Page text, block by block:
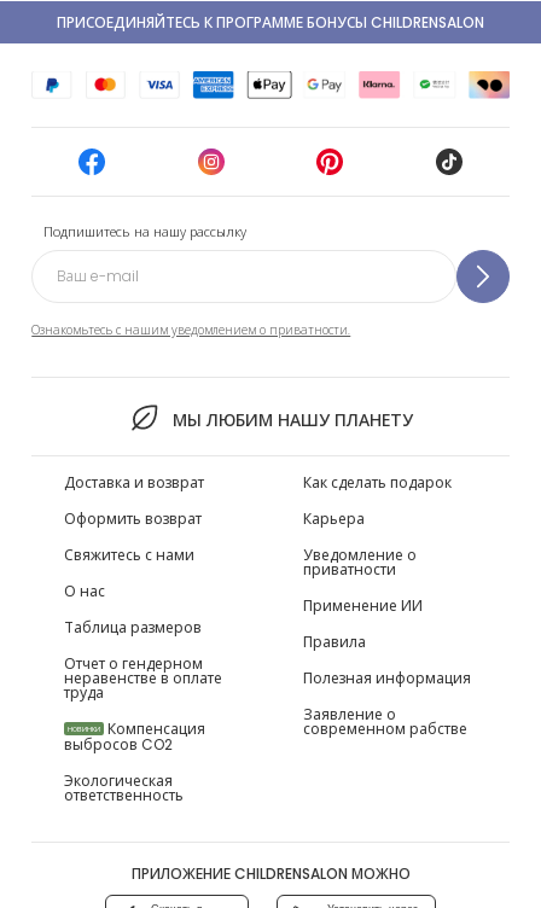
Подпишитесь на нашу рассылку
Ознакомьтесь с нашим уведомлением о приватности.
МЫ ЛЮБИМ НАШУ ПЛАНЕТУ
ПРИСОЕДИНЯЙТЕСЬ К ПРОГРАММЕ БОНУСЫ CHILDRENSALON
Доставка и возврат
Оформить возврат
Свяжитесь с нами
О нас
Таблица размеров
Отчет о гендерном
неравенстве в оплате
труда
НОВИНКИ Компенсация
выбросов CO2
Экологическая
ответственность
Как сделать подарок
Карьера
Уведомление о
приватности
Применение ИИ
Правила
Полезная информация
Заявление о
современном рабстве
ПРИЛОЖЕНИЕ CHILDRENSALON МОЖНО